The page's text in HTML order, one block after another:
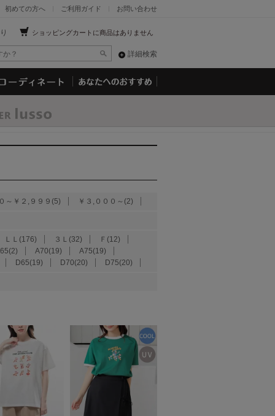
お問い合わせ
ご利用ガイド
初めての方へ
ショッピングカートに商品はありません
詳細検索
～￥２,９９９(5) ￥３,０００～(2)
ＬＬ(176) ３Ｌ(32)
Ｆ(12)
A70(19)
A75(19)
D65(19) D70(20) D75(20)